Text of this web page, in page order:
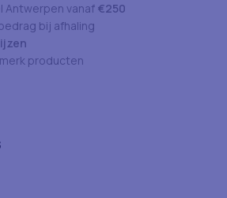
Antwerpen vanaf €250
bij afhaling
producten